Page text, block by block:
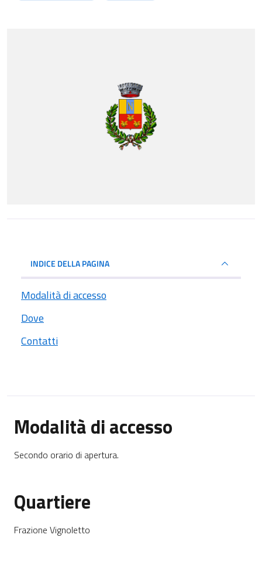
INDICE DELLA PAGINA
Modalità di accesso
Dove
Contatti
Modalità di accesso
Secondo orario di apertura.
Quartiere
Frazione Vignoletto